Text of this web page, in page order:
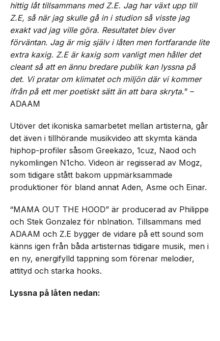
hittig låt tillsammans med Z.E. Jag har växt upp till
Z.E, så när jag skulle gå in i studion så visste jag
exakt vad jag ville göra. Resultatet blev över
förväntan. Jag är mig själv i låten men fortfarande lite
extra kaxig. Z.E är kaxig som vanligt men håller det
cleant så att en ännu bredare publik kan lyssna på
det. Vi pratar om klimatet och miljön där vi kommer
ifrån på ett mer poetiskt sätt än att bara skryta.” –
ADAAM
Utöver det ikoniska samarbetet mellan artisterna, går
det även i tillhörande musikvideo att skymta kända
hiphop-profiler såsom Greekazo, 1cuz, Naod och
nykomlingen N1cho. Videon är regisserad av Mogz,
som tidigare stått bakom uppmärksammade
produktioner för bland annat Aden, Asme och Einar.
“MAMA OUT THE HOOD” är producerad av Philippe
och Stek Gonzalez för nblnation. Tillsammans med
ADAAM och Z.E bygger de vidare på ett sound som
känns igen från båda artisternas tidigare musik, men i
en ny, energifylld tappning som förenar melodier,
attityd och starka hooks.
Lyssna på låten nedan: